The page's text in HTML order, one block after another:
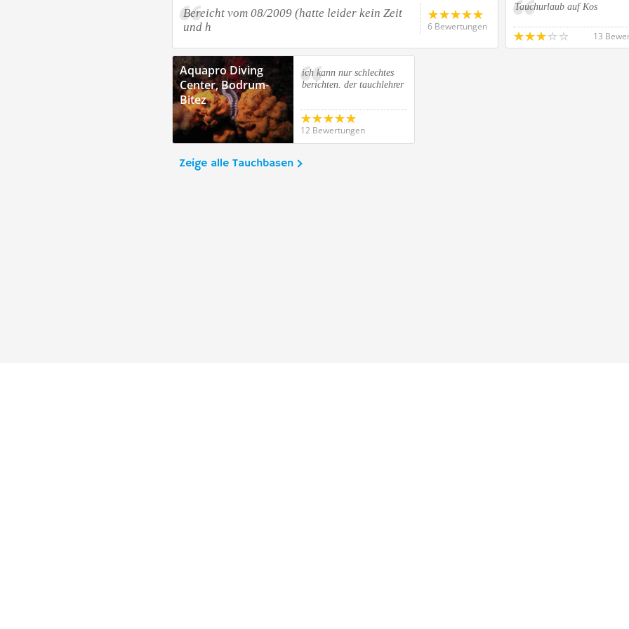
Bereicht vom 08/2009 (hatte leider kein Zeit
und h
6 Bewertungen
Tauchurlaub auf Kos
13
Aquapro Diving
Center, Bodrum-
Bitez
ich kann nur schlechtes
berichten. der tauchlehrer
12 Bewertungen
Zeige alle Tauchbasen